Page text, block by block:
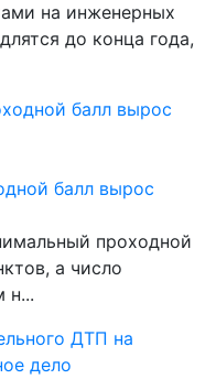
на инженерных
до конца года,
балл вырос
проходной
а число
н...